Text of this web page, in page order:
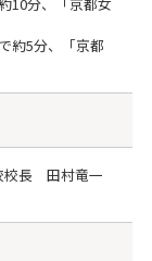
約5分、「京都
校長 田村竜一